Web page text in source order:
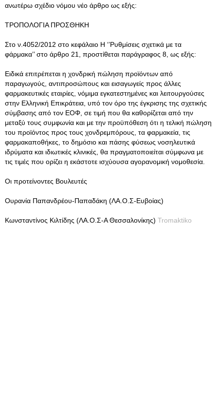
ανωτέρω σχέδιο νόμου νέο άρθρο ως εξής:
ΤΡΟΠΟΛΟΓΙΑ ΠΡΟΣΘΗΚΗ
Στο ν.4052/2012 στο κεφάλαιο Η ‘’Ρυθμίσεις σχετικά με τα
φάρμακα’’ στο άρθρο 21, προστίθεται παράγραφος 8, ως εξής:
Ειδικά επιτρέπεται η χονδρική πώληση προϊόντων από
παραγωγούς, αντιπροσώπους και εισαγωγείς προς άλλες
φαρμακευτικές εταιρίες, νόμιμα εγκατεστημένες και λειτουργούσες
στην Ελληνική Επικράτεια, υπό τον όρο της έγκρισης της σχετικής
σύμβασης από τον ΕΟΦ, σε τιμή που θα καθορίζεται από την
μεταξύ τους συμφωνία και με την προϋπόθεση ότι η τελική πώληση
του προϊόντος προς τους χονδρεμπόρους, τα φαρμακεία, τις
φαρμακαποθήκες, το δημόσιο και πάσης φύσεως νοσηλευτικά
ιδρύματα και ιδιωτικές κλινικές, θα πραγματοποιείται σύμφωνα με
τις τιμές που ορίζει η εκάστοτε ισχύουσα αγορανομική νομοθεσία.
Οι προτείνοντες Βουλευτές
Ουρανία Παπανδρέου-Παπαδάκη (ΛΑ.Ο.Σ-Ευβοίας)
Κωνσταντίνος Κιλτίδης (ΛΑ.Ο.Σ-Α Θεσσαλονίκης) Tromaktiko